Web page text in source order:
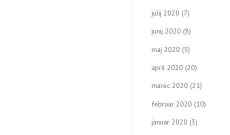
julij 2020 (7)
junij 2020 (8)
maj 2020 (5)
april 2020 (20)
marec 2020 (21)
februar 2020 (10)
januar 2020 (3)